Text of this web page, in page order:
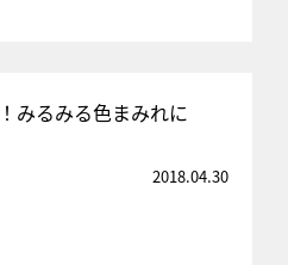
みるみる色まみれに
2018.04.30